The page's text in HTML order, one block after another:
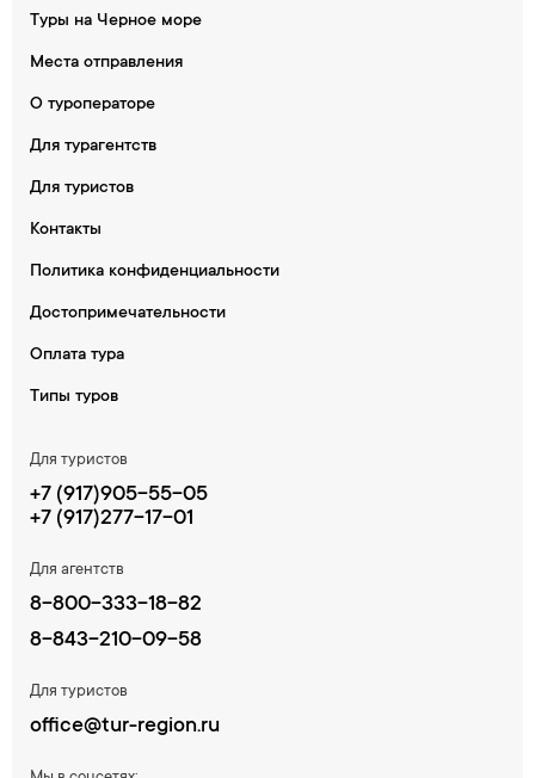
Туры на Черное море
Места отправления
О туроператоре
Для турагентств
Для туристов
Контакты
Политика конфиденциальности
Достопримечательности
Оплата тура
Типы туров
Для туристов
+7 (917)905-55-05
+7 (917)277-17-01
Для агентств
8-800-333-18-82
8-843-210-09-58
Для туристов
office@tur-region.ru